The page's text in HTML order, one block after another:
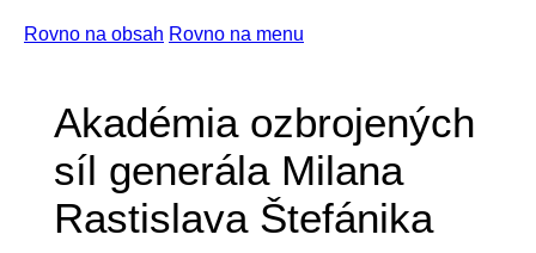
Rovno na obsah Rovno na menu
Akadémia ozbrojených
síl generála Milana
Rastislava Štefánika